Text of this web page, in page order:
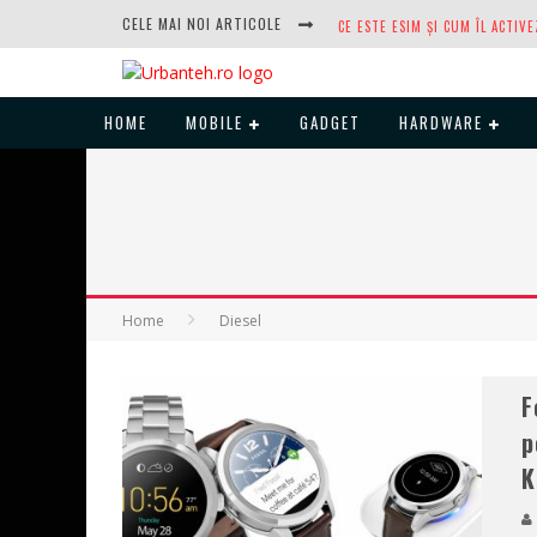
CELE MAI NOI ARTICOLE
HOME MOBILE GADGET HARDWARE
Home Diesel